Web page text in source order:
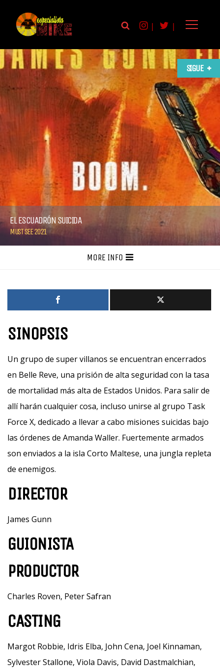
| |
SIGUE
EL ESCUADRÓN SUICIDA
MUST SEE 2021
MORE INFO
SINOPSIS
Un grupo de super villanos se encuentran encerrados
en Belle Reve, una prisión de alta seguridad con la tasa
de mortalidad más alta de Estados Unidos. Para salir de
allí harán cualquier cosa, incluso unirse al grupo Task
Force X, dedicado a llevar a cabo misiones suicidas bajo
las órdenes de Amanda Waller. Fuertemente armados
son enviados a la isla Corto Maltese, una jungla repleta
de enemigos.
DIRECTOR
James Gunn
GUIONISTA
PRODUCTOR
Charles Roven, Peter Safran
CASTING
Margot Robbie, Idris Elba, John Cena, Joel Kinnaman,
Sylvester Stallone, Viola Davis, David Dastmalchian,